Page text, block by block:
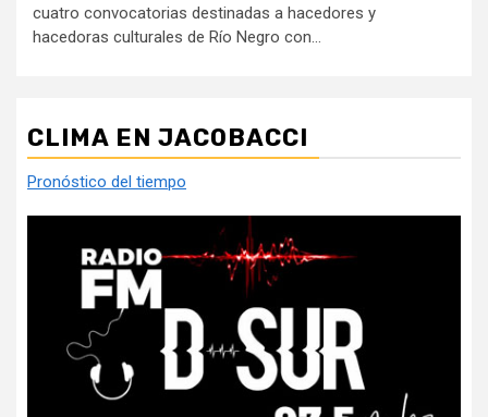
cuatro convocatorias destinadas a hacedores y
hacedoras culturales de Río Negro con...
CLIMA EN JACOBACCI
Pronóstico del tiempo